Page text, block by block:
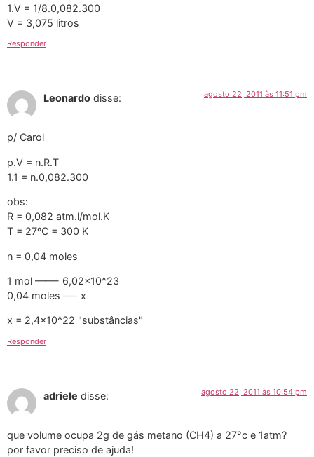
1.V = 1/8.0,082.300
V = 3,075 litros
Responder
Leonardo disse: agosto 22, 2011 às 11:51 pm
p/ Carol
p.V = n.R.T
1.1 = n.0,082.300
obs:
R = 0,082 atm.l/mol.K
T = 27ºC = 300 K
n = 0,04 moles
1 mol ——- 6,02×10^23
0,04 moles —- x
x = 2,4×10^22 "substâncias"
Responder
adriele disse: agosto 22, 2011 às 10:54 pm
que volume ocupa 2g de gás metano (CH4) a 27°c e 1atm?
por favor preciso de ajuda!